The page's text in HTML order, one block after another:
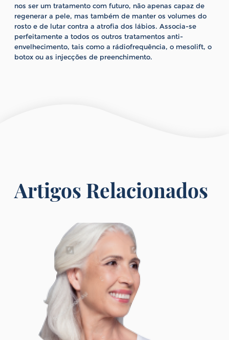
nos ser um tratamento com futuro, não apenas capaz de
regenerar a pele, mas também de manter os volumes do
rosto e de lutar contra a atrofia dos lábios. Associa-se
perfeitamente a todos os outros tratamentos anti-
envelhecimento, tais como a rádiofrequência, o mesolift, o
botox ou as injecções de preenchimento.
Artigos Relacionados